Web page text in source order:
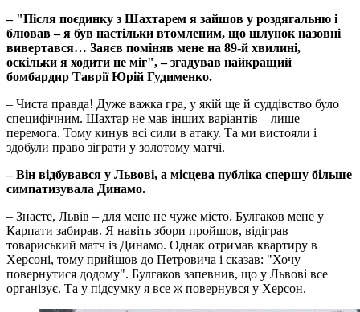
– "Після поєдинку з Шахтарем я зайшов у роздягальню і
блював – я був настільки втомленим, що шлунок назовні
вивертався… Заяєв поміняв мене на 89-й хвилині,
оскільки я ходити не міг", – згадував найкращий
бомбардир Таврії Юрій Гудименко.
– Чиста правда! Дуже важка гра, у якій ще й суддівство було
специфічним. Шахтар не мав інших варіантів – лише
перемога. Тому кинув всі сили в атаку. Та ми вистояли і
здобули право зіграти у золотому матчі.
– Він відбувався у Львові, а місцева публіка спершу більше
симпатизувала Динамо.
– Знаєте, Львів – для мене не чуже місто. Булгаков мене у
Карпати забирав. Я навіть збори пройшов, відіграв
товариський матч із Динамо. Однак отримав квартиру в
Херсоні, тому прийшов до Петровича і сказав: "Хочу
повернутися додому". Булгаков запевнив, що у Львові все
організує. Та у підсумку я все ж повернувся у Херсон.